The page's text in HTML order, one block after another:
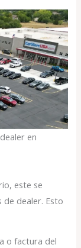
en
este se
dealer. Esto
o factura del